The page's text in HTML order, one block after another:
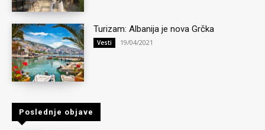
Turizam: Albanija je nova Grčka
Vesti 19/04/2021
Poslednje objave